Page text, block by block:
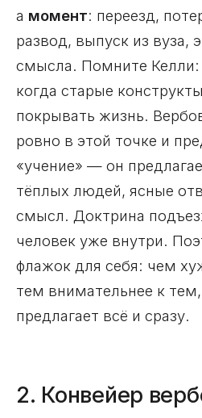
а момент: переезд,
развод, выпуск из вуза,
смысла. Помните Келли:
когда старые
покрывать жизнь.
ровно в этой точке и
«учение» — он
тёплых людей, ясные
смысл. Доктрина
человек уже внутри.
флажок для себя: чем
тем внимательнее к
предлагает всё и сразу.
2. Конвейер